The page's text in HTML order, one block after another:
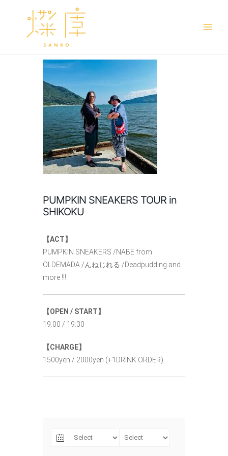
PUMPKIN SNEAKERS TOUR in
SHIKOKU
【ACT】
PUMPKIN SNEAKERS /NABE from
OLDEMADA /んねじれる /Deadpudding and
more !!!
【OPEN / START】
19:00 / 19:30
【CHARGE】
1500yen / 2000yen (+1DRINK ORDER)